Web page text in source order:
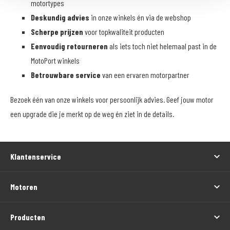
motortypes
Deskundig advies in onze winkels én via de webshop
Scherpe prijzen voor topkwaliteit producten
Eenvoudig retourneren als iets toch niet helemaal past in de
MotoPort winkels
Betrouwbare service van een ervaren motorpartner
Bezoek één van onze winkels voor persoonlijk advies. Geef jouw motor
een upgrade die je merkt op de weg én ziet in de details.
Klantenservice
Motoren
Producten